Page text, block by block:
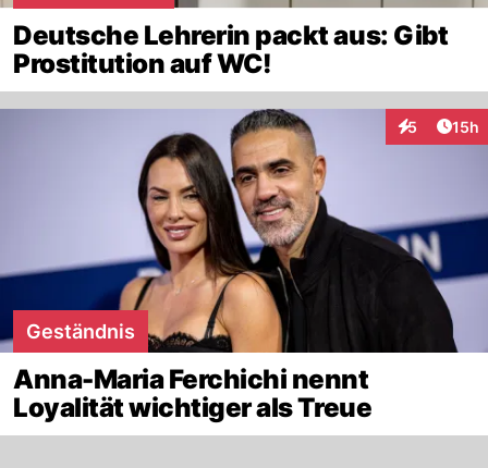
Deutsche Lehrerin packt aus: Gibt
Prostitution auf WC!
5
Interaktionen
15h
Geständnis
Anna-Maria Ferchichi nennt
Loyalität wichtiger als Treue